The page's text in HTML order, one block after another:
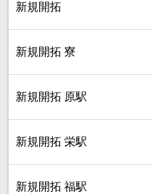
新規開拓
新規開拓 寮
新規開拓 原駅
新規開拓 栄駅
新規開拓 福駅